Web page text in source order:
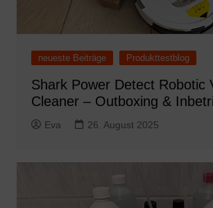
neueste Beiträge Produkttestblog
Shark Power Detect Robotic
Cleaner – Outboxing &
Eva 26. August 2025